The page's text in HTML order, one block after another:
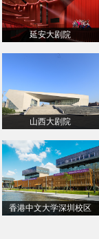
延安大剧院
山西大剧院
香港中文大学深圳校区